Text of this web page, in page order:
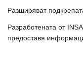
Разширяват
Разработената от
предоставя